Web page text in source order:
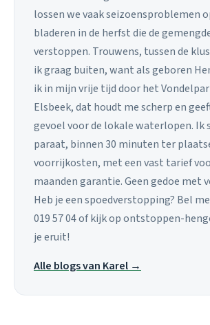
lossen we vaak seizoensproblemen
bladeren in de herfst die de
verstoppen. Trouwens, tussen de
ik graag buiten, want als geboren
ik in mijn vrije tijd door het
Elsbeek, dat houdt me scherp en
gevoel voor de lokale waterlopen. Ik
paraat, binnen 30 minuten ter
voorrijkosten, met een vast tarief
maanden garantie. Geen gedoe met
Heb je een spoedverstopping? Bel
019 57 04 of kijk op ontstoppen-
je eruit!
Alle blogs van Karel →